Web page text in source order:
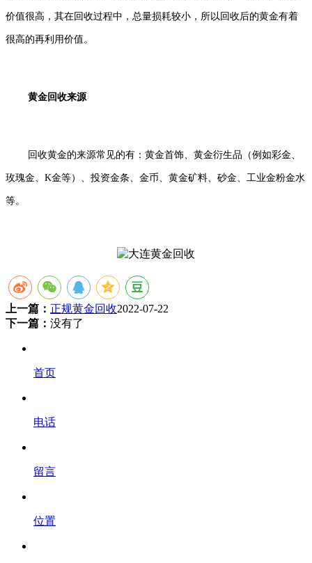
价值很高，其在回收过程中，总量损耗较小，所以回收后的黄金有着
很高的再利用价值。
黄金回收来源
回收黄金的来源常见的有：黄金首饰、黄金衍生品（例如彩金、
玫瑰金、K金等）、投资金条、金币、黄金矿料、砂金、工业金粉金水
等。
上一篇： 正规黄金回收2022-07-22
下一篇： 没有了
首页
电话
留言
位置